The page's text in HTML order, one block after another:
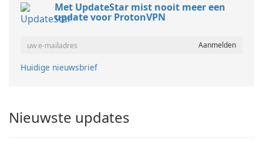
Met UpdateStar mist nooit meer een
update voor ProtonVPN
Huidige nieuwsbrief
Nieuwste updates